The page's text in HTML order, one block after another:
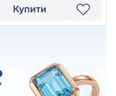
Купити